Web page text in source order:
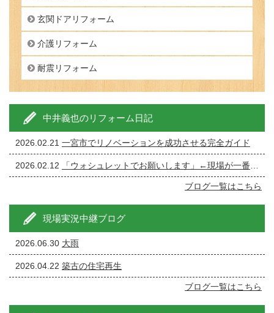
玄関ドアリフォーム
介護リフォーム
耐震リフォーム
中井義也のリフォーム日記
2026.02.21 一宮市でリノベーションを成功させる完全ガイド
2026.02.12 「ウォシュレットでお願いします」←現場が一番ざわつく一言です。
ブログ一覧はこちら
現場実況中継ブログ
2026.06.30 大雨
2026.04.22 築古の住宅再生
ブログ一覧はこちら